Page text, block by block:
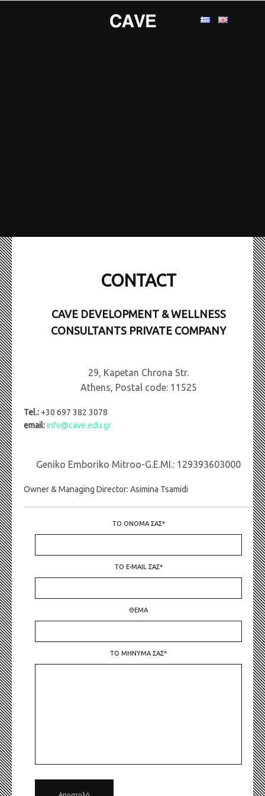
CONTACT
CAVE DEVELOPMENT & WELLNESS
CONSULTANTS PRIVATE COMPANY
29, Κapetan Chrona Str.
Αthens, Postal code: 11525
Tel.: +30 697 382 3078
email:info@cave.edu.gr
Geniko Emboriko Mitroo-G.Ε.ΜI.: 129393603000
Owner & Managing Director: Asimina Tsamidi
ΤΟ ΌΝΟΜΑ ΣΑΣ*
ΤΟ E-MAIL ΣΑΣ*
ΘΈΜΑ
ΤΟ ΜΉΝΥΜΑ ΣΑΣ*